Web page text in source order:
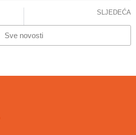
SLJEDEĆA
Sve novosti